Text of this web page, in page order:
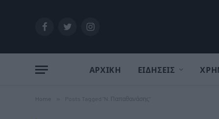
FacebookTwitterInstagram
ΑΡΧΙΚΗ ΕΙΔΗΣΕΙΣ
Home Posts Tagged "N. Παπαθανάσης"